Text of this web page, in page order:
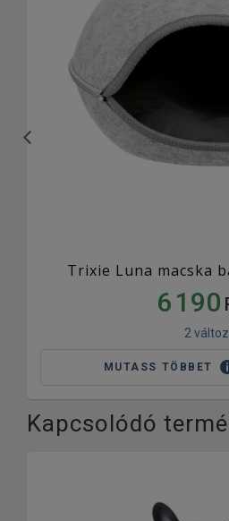
Trixie Luna macska
6 190
2
MUTASS TÖBBET
Kapcsolódó